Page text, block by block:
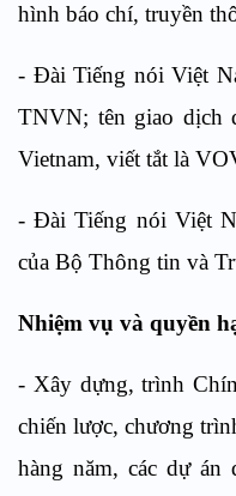
hình báo chí, truyền
- Đài Tiếng nói Việt
TNVN; tên giao dịch
Vietnam, viết tắt là
- Đài Tiếng nói Việt
của Bộ Thông tin và
Nhiệm vụ và quyền
- Xây dựng, trình
chiến lược, chương
hàng năm, các dự